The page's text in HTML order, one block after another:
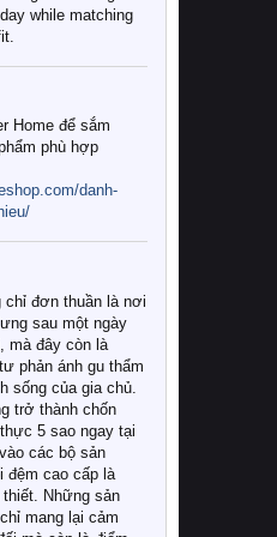
while matching
Home để sắm
phù hợp
danh-
chỉ đơn thuần là nơi
sau một ngày
mà đây còn là
phản ánh gu thẩm
sống của gia chủ.
trở thành chốn
5 sao ngay tại
các bộ sản
đệm cao cấp là
Những sản
mang lại cảm